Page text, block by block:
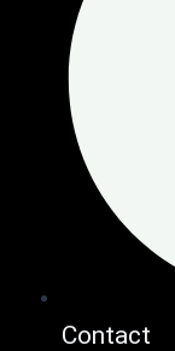
Contact